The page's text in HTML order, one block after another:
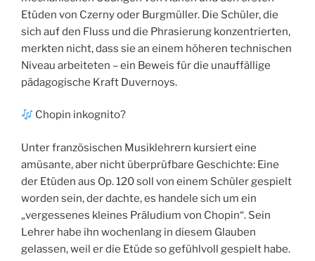
Etüden von Czerny oder Burgmüller. Die Schüler, die
sich auf den Fluss und die Phrasierung konzentrierten,
merkten nicht, dass sie an einem höheren technischen
Niveau arbeiteten – ein Beweis für die unauffällige
pädagogische Kraft Duvernoys.
Chopin inkognito?
Unter französischen Musiklehrern kursiert eine
amüsante, aber nicht überprüfbare Geschichte: Eine
der Etüden aus Op. 120 soll von einem Schüler gespielt
worden sein, der dachte, es handele sich um ein
„vergessenes kleines Präludium von Chopin“. Sein
Lehrer habe ihn wochenlang in diesem Glauben
gelassen, weil er die Etüde so gefühlvoll gespielt habe.